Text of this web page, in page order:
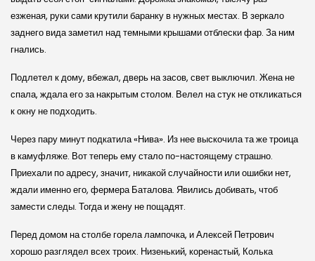
езженая, руки сами крутили баранку в нужных местах. В зеркало
заднего вида заметил над темными крышами отблески фар. За ним
гнались.
Подлетел к дому, вбежал, дверь на засов, свет выключил. Жена не
спала, ждала его за накрытым столом. Велел на стук не откликаться
к окну не подходить.
Через пару минут подкатила «Нива». Из нее выскочила та же троица
в камуфляже. Вот теперь ему стало по-настоящему страшно.
Приехали по адресу, значит, никакой случайности или ошибки нет,
ждали именно его, фермера Баталова. Явились добивать, чтоб
замести следы. Тогда и жену не пощадят.
Перед домом на столбе горела лампочка, и Алексей Петрович
хорошо разглядел всех троих. Низенький, коренастый, Колька